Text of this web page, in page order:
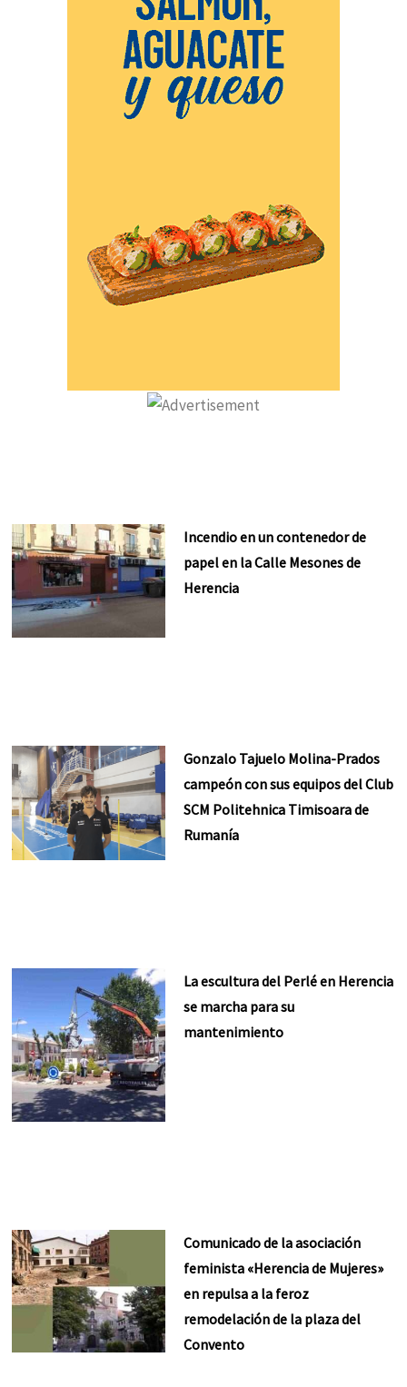
Incendio en un contenedor de
papel en la Calle Mesones de
Herencia
Gonzalo Tajuelo Molina-Prados
campeón con sus equipos del Club
SCM Politehnica Timisoara de
Rumanía
La escultura del Perlé en Herencia
se marcha para su
mantenimiento
Comunicado de la asociación
feminista «Herencia de Mujeres»
en repulsa a la feroz
remodelación de la plaza del
Convento